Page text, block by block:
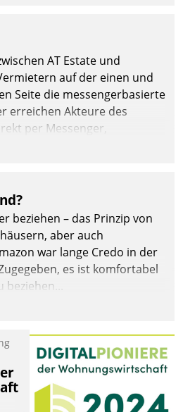
AT Estate und
auf der einen und
Seite die messengerbasierte
erreichen Akteure des
per Messenger,
empfangen oder
beziehen – das Prinzip von
aber auch
war lange Credo in der
es ist komfortabel